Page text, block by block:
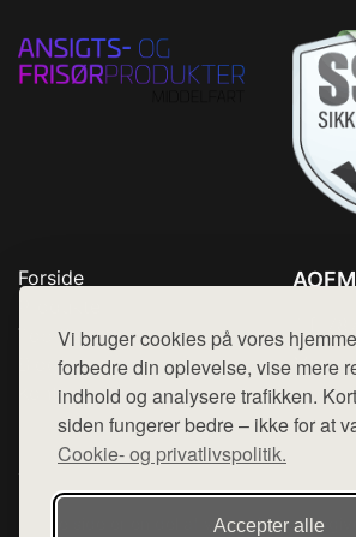
Vi bruger cookies på vores
forbedre din oplevelse, vise mere
indhold og analysere trafikken.
siden fungerer bedre – ikke for at
Cookie- og privatlivspolitik.
Accepter alle
Forside
Top Rabatter
Blog
Kontakt
Mail:
Denne side er en del af want.dk, der